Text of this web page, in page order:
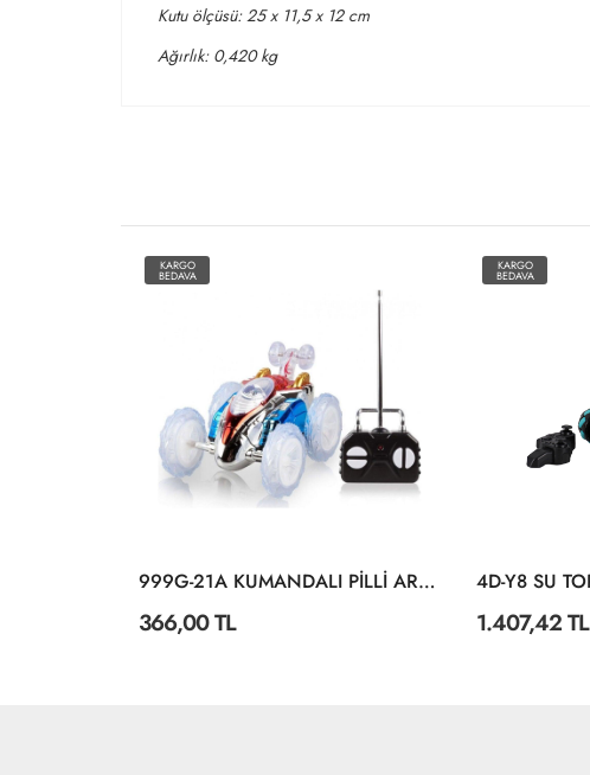
Kutu ölçüsü: 25 x 11,5 x 12 cm
Ağırlık: 0,420 kg
KARGO
BEDAVA
999G-21A KUMANDALI PİLLİ ARABA
366,00 TL
KARGO
BEDAVA
1.407,42 TL